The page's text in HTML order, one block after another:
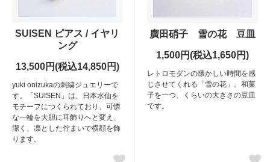
SUISEN ピアス / イヤリ
ング
13,500円(税込14,850円)
yuki onizukaの刺繍ジュエリーで
す。「SUISEN」は、日本水仙を
モチーフにつくられており、可憐
な一輪を大胆に耳飾りへと変え、
潔く、凛とした佇まいで横顔を飾
ります。
廣田硝子 雪の花 豆皿
1,500円(税込1,650円)
レトロモダンの懐かしい時間を感
じさせてくれる「雪の花」。和菓
子を一つ、くらいの大きさの豆皿
です。